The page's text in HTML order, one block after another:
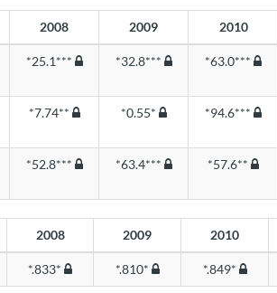
2008 2009 2010
*25.1*** *32.8*** *63.0***
*7.74** *0.55* *94.6***
*52.8*** *63.4*** *57.6**
2008 2009 2010
*.833* *.810* *.849*